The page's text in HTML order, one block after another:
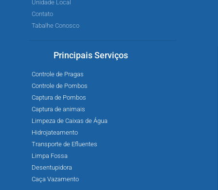
Unidade Local
Contato
Tabalhe Conosco
Principais Serviços
Controle de Pragas
Controle de Pombos
Captura de Pombos
Captura de animais
Limpeza de Caixas de Água
Hidrojateamento
Transporte de Efluentes
Limpa Fossa
Desentupidora
Caça Vazamento